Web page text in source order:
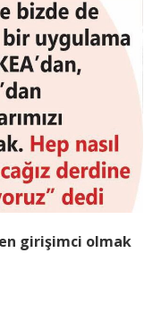
girişimci olmak